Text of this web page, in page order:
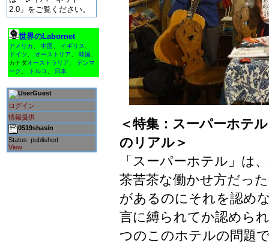
2.0」をご覧ください。
世界のLabornet
アメリカ 中国 イギリス
ドイツ
オーストリア 韓国
カナダオーストラリア
デンマ
ーク
トルコ 日本
Guest
ログイン
情報提供
0519shasin
Status: published
View
＜特集：スーパーホテ
のリアル＞
「スーパーホテル」は
茶苦茶な働かせ方だっ
があるのにそれを認め
言に縛られてか認めら
つのこのホテルの問題